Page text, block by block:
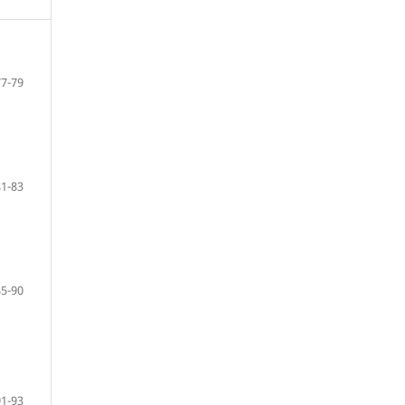
79
83
90
93